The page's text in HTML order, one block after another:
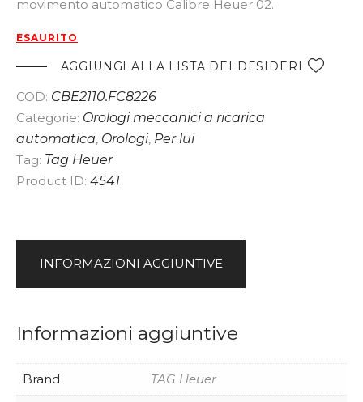
movimento automatico Calibre Heuer 02.
ESAURITO
AGGIUNGI ALLA LISTA DEI DESIDERI
COD: CBE2110.FC8226
Categorie: Orologi meccanici a ricarica
automatica, Orologi, Per lui
Tag: Tag Heuer
Product ID: 4541
INFORMAZIONI AGGIUNTIVE
Informazioni aggiuntive
Brand TAG Heuer